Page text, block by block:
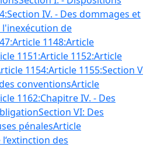
Section IV. - Des dommages et
de
Article 1148:Article
1151:Article 1152:Article
1154:Article 1155:Section V
conventionsArticle
1162:Chapitre IV. - Des
Section VI: Des
pénalesArticle
des